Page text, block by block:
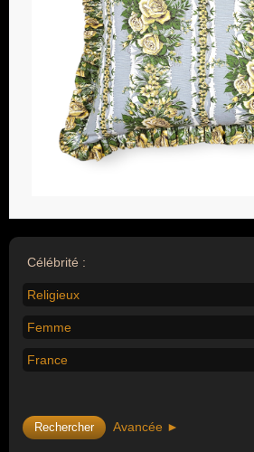
Célébrité :
Religieux
Femme
France
Avancée ►